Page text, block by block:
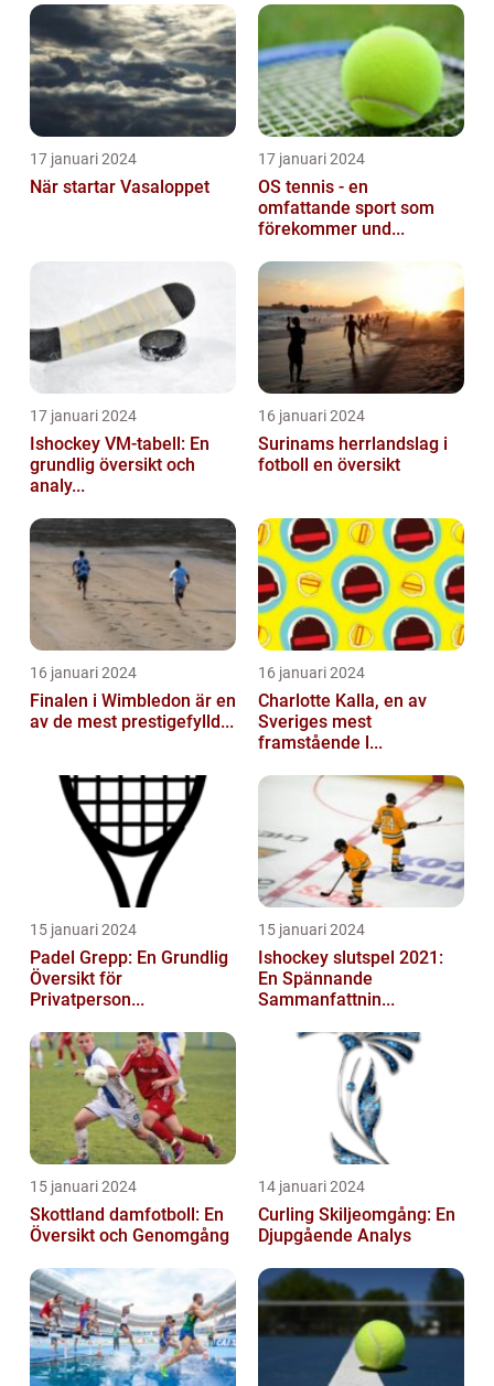
17 januari 2024
När startar Vasaloppet
17 januari 2024
OS tennis - en
omfattande sport som
förekommer und...
17 januari 2024
Ishockey VM-tabell: En
grundlig översikt och
analy...
16 januari 2024
Surinams herrlandslag i
fotboll en översikt
16 januari 2024
Finalen i Wimbledon är en
av de mest prestigefylld...
16 januari 2024
Charlotte Kalla, en av
Sveriges mest
framstående l...
15 januari 2024
Padel Grepp: En Grundlig
Översikt för
Privatperson...
15 januari 2024
Ishockey slutspel 2021:
En Spännande
Sammanfattnin...
15 januari 2024
Skottland damfotboll: En
Översikt och Genomgång
14 januari 2024
Curling Skiljeomgång: En
Djupgående Analys